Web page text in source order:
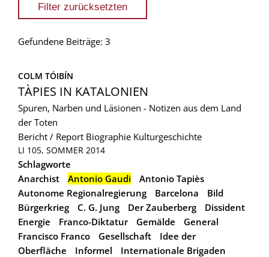
Gefundene Beiträge: 3
COLM TÓIBÍN
TÀPIES IN KATALONIEN
Spuren, Narben und Läsionen - Notizen aus dem Land
der Toten
Bericht / Report Biographie Kulturgeschichte
LI 105, SOMMER 2014
Schlagworte
Anarchist
Antonio Gaudi
Antonio Tapiès
Autonome Regionalregierung
Barcelona
Bild
Bürgerkrieg
C. G. Jung Der Zauberberg
Dissident
Energie
Franco-Diktatur Gemälde
General
Francisco Franco
Gesellschaft
Idee der
Oberfläche
Informel
Internationale Brigaden